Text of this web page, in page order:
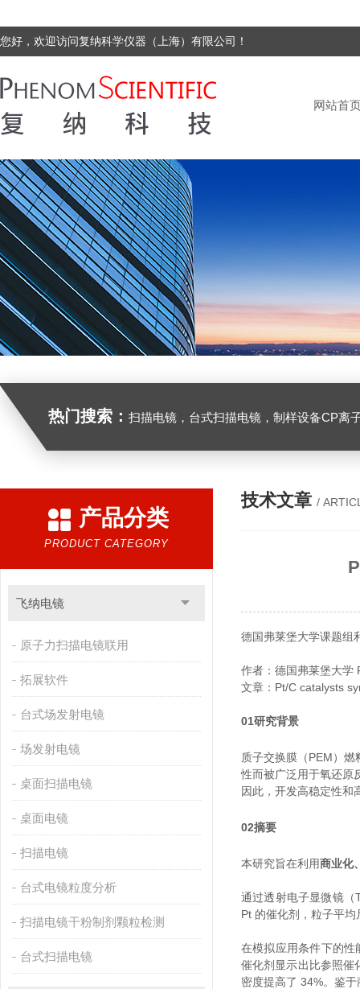
您好，欢迎访问复纳科学仪器（上海）有限公司！
网站首
热门搜索： 扫描电镜，台式扫描电镜，制样设备CP离子研磨仪，原位样品杆，可视化颗粒检测
产品分类
PRODUCT CATEGORY
飞纳电镜
原子力扫描电镜联用
拓展软件
台式场发射电镜
场发射电镜
桌面扫描电镜
桌面电镜
扫描电镜
台式电镜粒度分析
扫描电镜干粉制剂颗粒检测
台式扫描电镜
技术文章 /
德国弗莱堡大学课题组
作者：德国弗莱堡大学
文章：Pt/C catalysts
01研究背景
质子交换膜（PEM）
性而被广泛用于氧还原
因此，开发高稳定性和
02摘要
本研究旨在利用商业化
通过透射电子显微镜（
Pt 的催化剂，粒子平
在模拟应用条件下的性
催化剂显示出比参照催
密度提高了 34%。鉴